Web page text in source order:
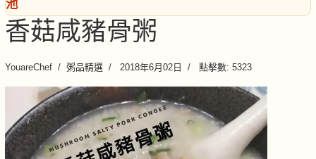
池
香菇咸豬骨粥
YouareChef 粥品精選 2018年6月02日 點擊數: 5323